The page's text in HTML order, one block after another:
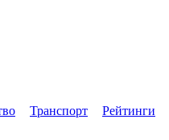
Транспорт Рейтинги